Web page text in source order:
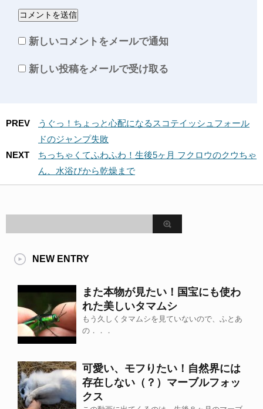
新しいコメントをメールで通知
新しい投稿をメールで受け取る
PREV
うぐっ！ちょっと心配になるスコテイッシュフォール
ドのジャンプ失敗
NEXT
ちっちゃくてふわふわ！生後5ヶ月 フクロウのクウちゃ
ん、水浴びから乾燥まで
NEW ENTRY
また本物が見たい！国宝にも使わ
れた美しいタマムシ
もう久しくタマムシを見ていないので、ふとあ
の．．．
可愛い、モフりたい！自然界には
存在しない（？）マーブルフォッ
クス